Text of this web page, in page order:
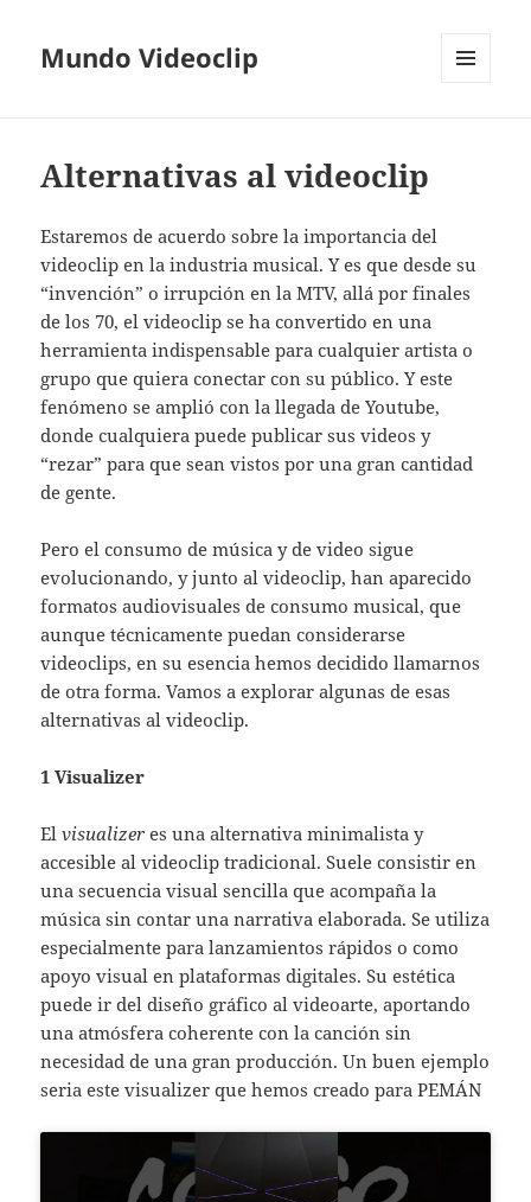
Mundo Videoclip
Alternativas al videoclip
Estaremos de acuerdo sobre la importancia del
videoclip en la industria musical. Y es que desde su
“invención” o irrupción en la MTV, allá por finales
de los 70, el videoclip se ha convertido en una
herramienta indispensable para cualquier artista o
grupo que quiera conectar con su público. Y este
fenómeno se amplió con la llegada de Youtube,
donde cualquiera puede publicar sus videos y
“rezar” para que sean vistos por una gran cantidad
de gente.
Pero el consumo de música y de video sigue
evolucionando, y junto al videoclip, han aparecido
formatos audiovisuales de consumo musical, que
aunque técnicamente puedan considerarse
videoclips, en su esencia hemos decidido llamarnos
de otra forma. Vamos a explorar algunas de esas
alternativas al videoclip.
1 Visualizer
Elvisualizer es una alternativa minimalista y
accesible al videoclip tradicional. Suele consistir en
una secuencia visual sencilla que acompaña la
música sin contar una narrativa elaborada. Se utiliza
especialmente para lanzamientos rápidos o como
apoyo visual en plataformas digitales. Su estética
puede ir del diseño gráfico al videoarte, aportando
una atmósfera coherente con la canción sin
necesidad de una gran producción. Un buen ejemplo
seria este visualizer que hemos creado para PEMÁN